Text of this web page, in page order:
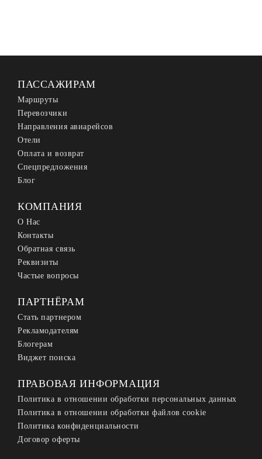
ПАССАЖИРАМ
Маршруты
Перевозчики
Направления авиарейсов
Отели
Оплата и возврат
Спецпредложения
Блог
КОМПАНИЯ
О Нас
Контакты
Обратная связь
Реквизиты
Частые вопросы
ПАРТНЁРАМ
Стать партнером
Рекламодателям
Блогерам
Виджет поиска
ПРАВОВАЯ ИНФОРМАЦИЯ
Политика в отношении обработки персональных данных
Политика в отношении обработки файлов cookie
Политика конфиденциальности
Договор оферты